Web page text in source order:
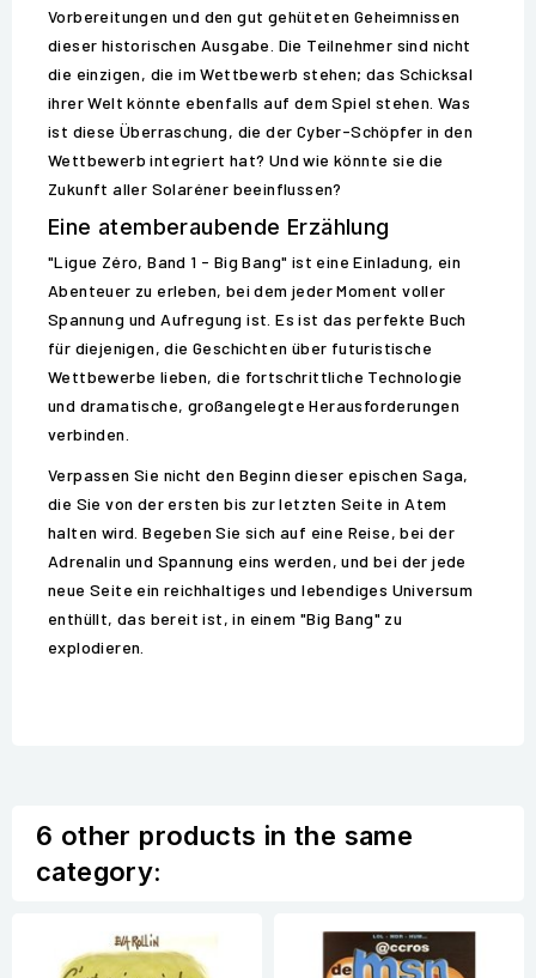
Vorbereitungen und den gut gehüteten Geheimnissen
dieser historischen Ausgabe. Die Teilnehmer sind nicht
die einzigen, die im Wettbewerb stehen; das Schicksal
ihrer Welt könnte ebenfalls auf dem Spiel stehen. Was
ist diese Überraschung, die der Cyber-Schöpfer in den
Wettbewerb integriert hat? Und wie könnte sie die
Zukunft aller Solaréner beeinflussen?
Eine atemberaubende Erzählung
"Ligue Zéro, Band 1 - Big Bang" ist eine Einladung, ein
Abenteuer zu erleben, bei dem jeder Moment voller
Spannung und Aufregung ist. Es ist das perfekte Buch
für diejenigen, die Geschichten über futuristische
Wettbewerbe lieben, die fortschrittliche Technologie
und dramatische, großangelegte Herausforderungen
verbinden.
Verpassen Sie nicht den Beginn dieser epischen Saga,
die Sie von der ersten bis zur letzten Seite in Atem
halten wird. Begeben Sie sich auf eine Reise, bei der
Adrenalin und Spannung eins werden, und bei der jede
neue Seite ein reichhaltiges und lebendiges Universum
enthüllt, das bereit ist, in einem "Big Bang" zu
explodieren.
6 other products in the same
category: